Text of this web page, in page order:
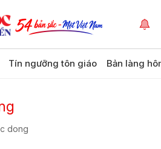
Tín ngưỡng tôn giáo Bản làng
dong